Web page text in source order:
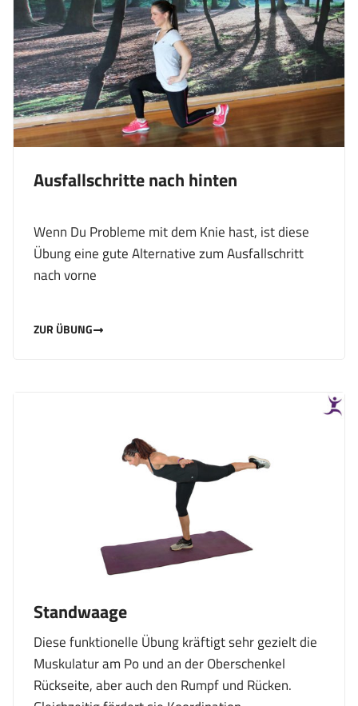
Ausfallschritte nach hinten
Wenn Du Probleme mit dem Knie hast, ist diese
Übung eine gute Alternative zum Ausfallschritt
nach vorne
ZUR ÜBUNG
Standwaage
Diese funktionelle Übung kräftigt sehr gezielt die
Muskulatur am Po und an der Oberschenkel
Rückseite, aber auch den Rumpf und Rücken.